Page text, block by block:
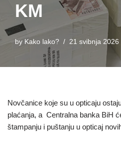
KM
by Kako lako? 21 svibnja 2026
Novčanice koje su u opticaju
plaćanja, a Centralna banka BiH
štampanju i puštanju u opticaj